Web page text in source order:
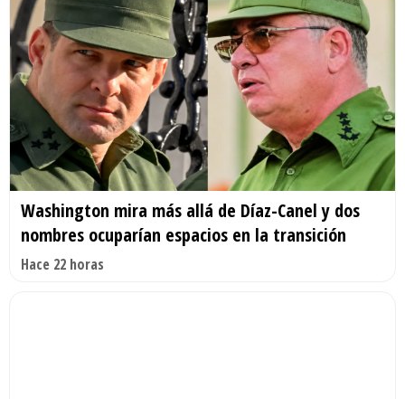
Washington mira más allá de Díaz-Canel y dos
nombres ocuparían espacios en la transición
Hace 22 horas